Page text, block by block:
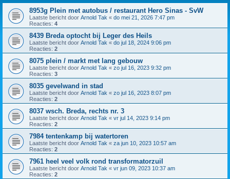
8953g Plein met autobus / restaurant Hero Sinas - SvW
Laatste bericht door Arnold Tak « do mei 21, 2026 7:47 pm
Reacties: 4
8439 Breda optocht bij Leger des Heils
Laatste bericht door Arnold Tak « do jul 18, 2024 9:06 pm
Reacties: 2
8075 plein / markt met lang gebouw
Laatste bericht door Arnold Tak « zo jul 16, 2023 9:32 pm
Reacties: 3
8035 gevelwand in stad
Laatste bericht door Arnold Tak « zo jul 16, 2023 8:07 pm
Reacties: 2
8037 wsch. Breda, rechts nr. 3
Laatste bericht door Arnold Tak « vr jul 14, 2023 9:14 pm
Reacties: 2
7984 tentenkamp bij watertoren
Laatste bericht door Arnold Tak « za jun 10, 2023 10:57 am
Reacties: 2
7961 heel veel volk rond transformatorzuil
Laatste bericht door Arnold Tak « vr jun 09, 2023 10:37 am
Reacties: 2